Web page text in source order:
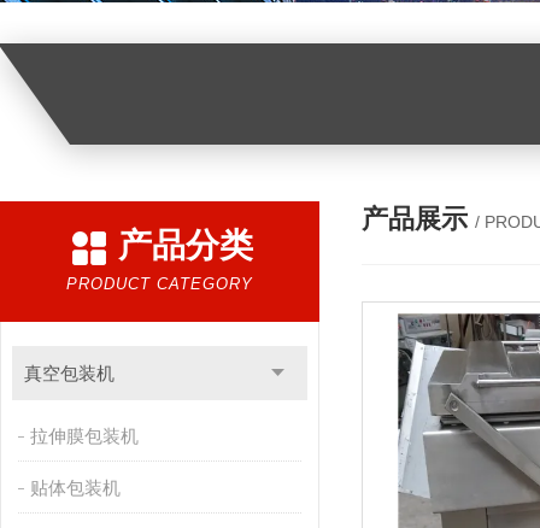
产品分类
PRODUCT CATEGORY
真空包装机
拉伸膜包装机
贴体包装机
产品展示 /